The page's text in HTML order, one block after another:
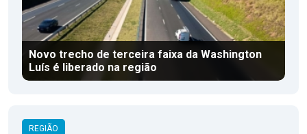
Novo trecho de terceira faixa da Washington
Luís é liberado na região
REGIÃO